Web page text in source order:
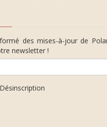
des mises-à-jour de
newsletter !
Désinscription